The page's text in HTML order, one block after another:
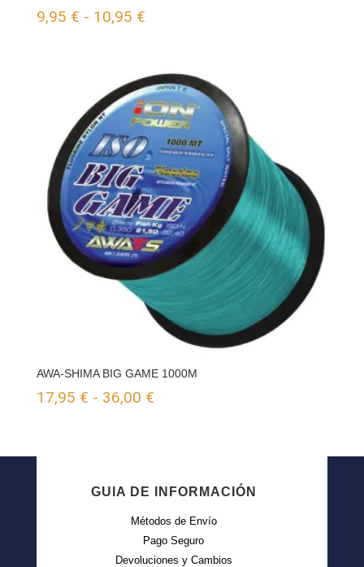
9,95 € - 10,95 €Rango
desde
9,95 €
hasta
10,95 €
AWA-SHIMA BIG GAME 1000M
17,95 € - 36,00 €Rango
17,95 €
hasta
36,00 €
GUIA DE INFORMACIÓN
Métodos de Envío
Pago Seguro
Devoluciones y Cambios